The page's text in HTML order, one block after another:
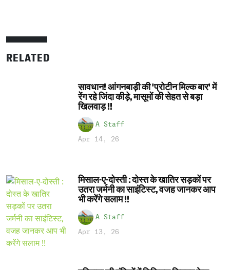
RELATED
सावधान! आंगनबाड़ी की 'प्रोटीन मिल्क बार' में
रेंग रहे जिंदा कीड़े, मासूमों की सेहत से बड़ा
खिलवाड़ !!
A Staff
Apr 14, 26
मिसाल-ए-दोस्ती : दोस्त के खातिर सड़कों पर
उतरा जर्मनी का साइंटिस्ट, वजह जानकर आप
भी करेंगे सलाम !!
A Staff
Apr 13, 26